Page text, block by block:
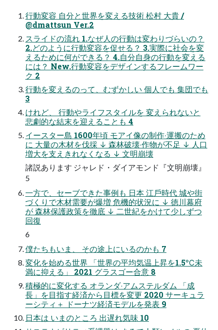
⾏動変容 ⾃分と世界を変える技術 松村 ⼤貴 /
@dmattsun Ver.2
スライドの流れ 1.なぜ⼈の⾏動は変わりづらいの？
2.どのように⾏動変容を促せる？ 3.実際に社会を変
えるために何ができる？ 4.⾃分⾃⾝の⾏動を変える
には？ New.⾏動変容をデザインするフレームワー
ク 2
⾏動を変えるのって、むずかしい 個⼈でも 集団でも
3
けれど、 ⾏動やライフスタイルを 変えられないと
悲劇的な結末を迎えることも 4
イースター島 1600年頃 モアイ像の制作‧運搬のため
に ⼤量の⽊材を伐採 ↓ 森林破壊‧作物が不⾜ ↓ ⼈⼝
増⼤を⽀えきれなくなる ↓ ⽂明崩壊
諸説あります ジャレド・ダイアモンド『⽂明崩壊』
5
⼀⽅で、セーブできた事例も ⽇本 江⼾時代 城や街
づくりで⽊材需要が爆増 危機的状況に ↓ 徳川幕府
が 森林保護政策を徹底 ↓ ⼆世紀をかけて少しずつ
回復
6
僕たちもいま、 その途上にいるのかも 7
変化を始める世界 「世界の平均気温上昇を1.5℃未
満に抑える」 2021 グラスゴー合意 8
積極的に変化する オランダ‧アムステルダム 「成
⻑」を⽬指す経済から⽬標を変更 2020 サーキュラ
ーシティ＋ ドーナツ経済モデルを発表 9
⽇本は いまのところ 出遅れ気味 10